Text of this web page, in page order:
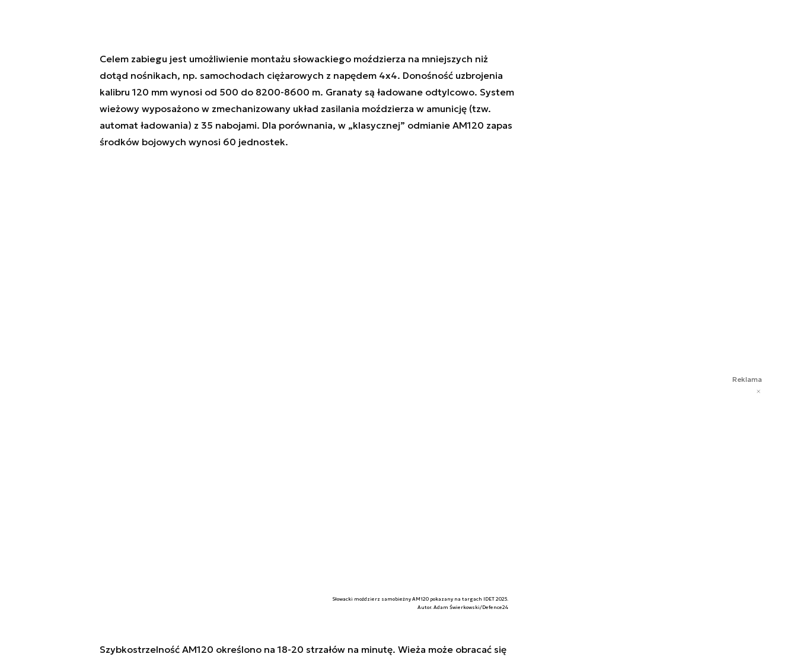
Celem zabiegu jest umożliwienie montażu słowackiego moździerza na mniejszych niż
dotąd nośnikach, np. samochodach ciężarowych z napędem 4x4. Donośność uzbrojenia
kalibru 120 mm wynosi od 500 do 8200-8600 m. Granaty są ładowane odtylcowo. System
wieżowy wyposażono w zmechanizowany układ zasilania moździerza w amunicję (tzw.
automat ładowania) z 35 nabojami. Dla porównania, w „klasycznej” odmianie AM120 zapas
środków bojowych wynosi 60 jednostek.
Słowacki moździerz samobieżny AM120 pokazany na targach IDET 2025.
Autor. Adam Świerkowski/Defence24
Szybkostrzelność AM120 określono na 18-20 strzałów na minutę. Wieża może obracać się
Reklama